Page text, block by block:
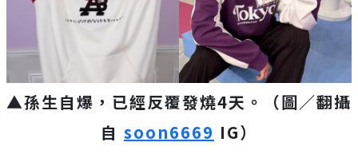
▲孫生自爆，已經反覆發燒4天。（圖／翻攝
自 soon6669 IG）